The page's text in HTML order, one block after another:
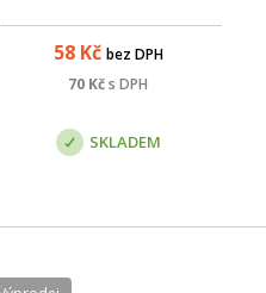
58Kč bez DPH
70 Kčs DPH
SKLADEM